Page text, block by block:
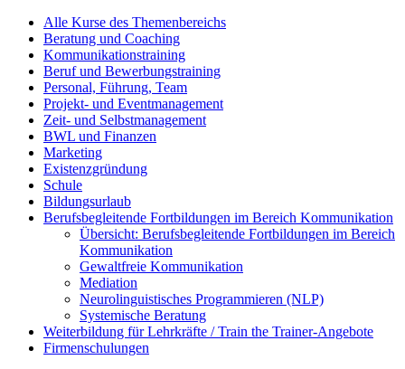
Alle Kurse des Themenbereichs
Beratung und Coaching
Kommunikationstraining
Beruf und Bewerbungstraining
Personal, Führung, Team
Projekt- und Eventmanagement
Zeit- und Selbstmanagement
BWL und Finanzen
Marketing
Existenzgründung
Schule
Bildungsurlaub
Berufsbegleitende Fortbildungen im Bereich Kommunikation
Übersicht: Berufsbegleitende Fortbildungen im Bereich
Kommunikation
Gewaltfreie Kommunikation
Mediation
Neurolinguistisches Programmieren (NLP)
Systemische Beratung
Weiterbildung für Lehrkräfte / Train the Trainer-Angebote
Firmenschulungen